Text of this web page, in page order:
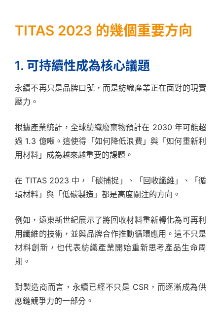
TITAS 2023 的幾個重要方向
1. 可持續性成為核心議題
永續不再只是品牌口號，而是紡織產業正在面對的現實
壓力。
根據產業統計，全球紡織廢棄物預計在 2030 年可能超
過 1.3 億噸。這使得「如何降低浪費」與「如何重新利
用材料」成為越來越重要的課題。
在 TITAS 2023 中，「碳捕捉」、「回收纖維」、「循
環材料」與「低碳製造」都是高度關注的方向。
例如，遠東新世紀展示了將回收材料重新轉化為可再利
用纖維的技術，並與品牌合作推動循環應用。這不只是
材料創新，也代表紡織產業開始重新思考產品生命周
期。
對製造商而言，永續已經不只是 CSR，而逐漸成為供
應鏈競爭力的一部分。